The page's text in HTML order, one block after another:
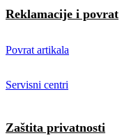
Reklamacije i povrat
Povrat artikala
Servisni centri
Zaštita privatnosti